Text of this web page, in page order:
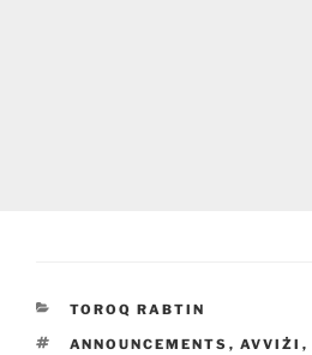
CATEGORIES
TOROQ RABTIN
TAGS
ANNOUNCEMENTS , AVVIŻI ,